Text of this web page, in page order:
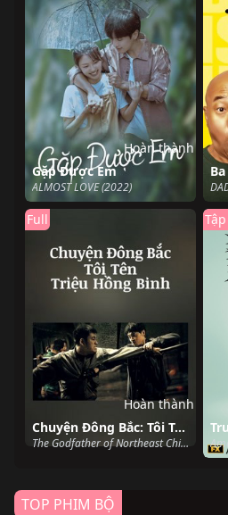
Gặp Được Em
ALMOST LOVE (2022)
Hoàn thành
Chuyện Đông Bắc: Tôi Tên Triệu Hồng Binh
The Godfather of Northeast China (2022)
Full
Hoàn thành
TOP PHIM BỘ